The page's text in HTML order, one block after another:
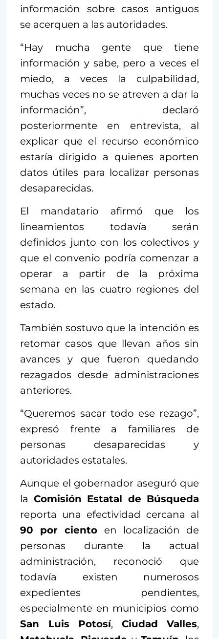
información sobre casos antiguos
se acerquen a las autoridades.
“Hay mucha gente que tiene
información y sabe, pero a veces el
miedo, a veces la culpabilidad,
muchas veces no se atreven a dar la
información”, declaró
posteriormente en entrevista, al
explicar que el recurso económico
estaría dirigido a quienes aporten
datos útiles para localizar personas
desaparecidas.
El mandatario afirmó que los
lineamientos todavía serán
definidos junto con los colectivos y
que el convenio podría comenzar a
operar a partir de la próxima
semana en las cuatro regiones del
estado.
También sostuvo que la intención es
retomar casos que llevan años sin
avances y que fueron quedando
rezagados desde administraciones
anteriores.
“Queremos sacar todo ese rezago”,
expresó frente a familiares de
personas desaparecidas y
autoridades estatales.
Aunque el gobernador aseguró que
la Comisión Estatal de Búsqueda
reporta una efectividad cercana al
90 por ciento en localización de
personas durante la actual
administración, reconoció que
todavía existen numerosos
expedientes pendientes,
especialmente en municipios como
San Luis Potosí, Ciudad Valles,